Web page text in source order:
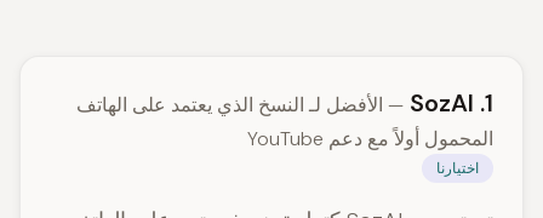
1. SozAI
— الأفضل لـ النسخ الذي يعتمد على الهاتف
المحمول أولاً مع دعم YouTube
اختيارنا